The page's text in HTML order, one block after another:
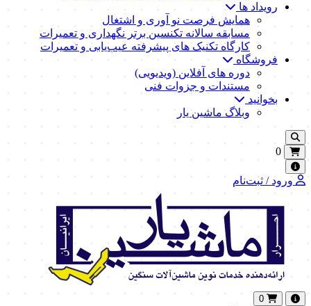
رویداد ها
همایش فرصت نو آوری و اشتغال
مسابقه سالانه تکنسین برتر نگهداری و تعمیرات
کارگاه تکنیک‌ های پیشرفته عیب‌یابی و تعمیرات
فروشگاه
دوره های آفلاین (ویدیویی)
مستندات و جزوات فنی
بخوانید
وبلاگ ماشین یار
0
ورود / ثبت‌نام
0